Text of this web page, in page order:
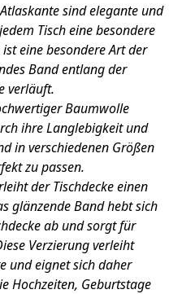
sind elegante und
Tisch eine besondere
eine besondere Art der
Band entlang der
verläuft.
Baumwolle
ihre Langlebigkeit und
in verschiedenen Größen
zu passen.
der Tischdecke einen
glänzende Band hebt sich
ab und sorgt für
Verzierung verleiht
und eignet sich daher
Hochzeiten, Geburtstage